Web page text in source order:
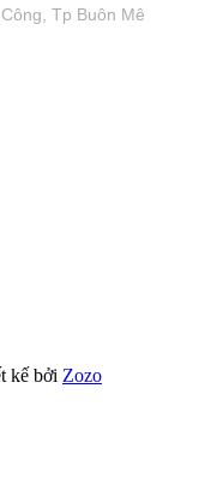
Tp Buôn Mê
kế bởi Zozo